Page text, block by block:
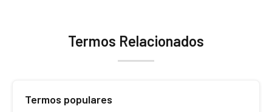
Termos Relacionados
Termos populares